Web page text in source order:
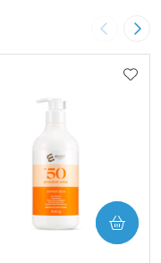
Imagem
AOS FAVORITOS
COMPRAR